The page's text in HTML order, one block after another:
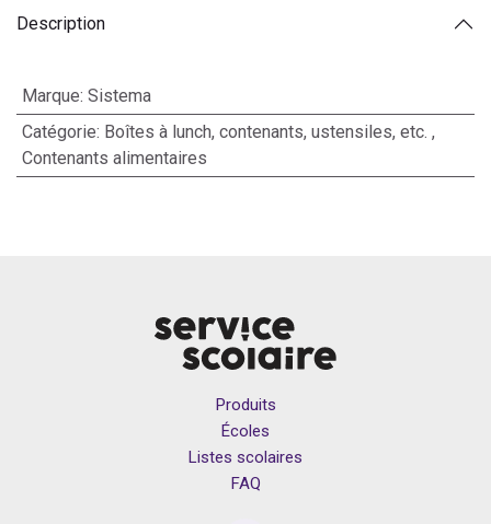
Description
Marque: Sistema
Catégorie: Boîtes à lunch, contenants, ustensiles, etc. ,
Contenants alimentaires
Produits
Écoles
Listes scolaires
FAQ